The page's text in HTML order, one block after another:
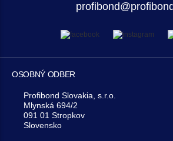
OSOBNÝ ODBER
Profibond Slovakia, s.r.o.
Mlynská 694/2
091 01 Stropkov
Slovensko